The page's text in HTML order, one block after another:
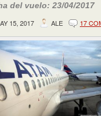
del vuelo: 23/04/2017
15, 2017
ALE 17